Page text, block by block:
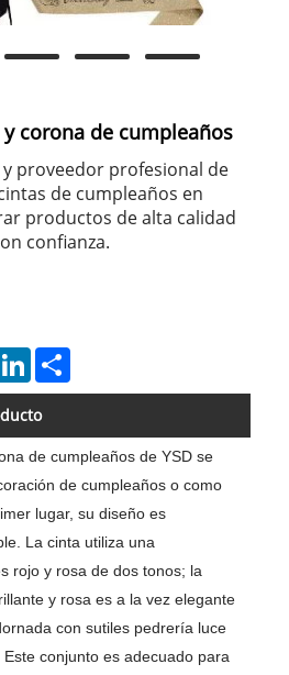
corona de cumpleaños
y proveedor profesional de
de cumpleaños en
productos de alta calidad
confianza.
LinkedIn
de cumpleaños de YSD se
de cumpleaños o como
lugar, su diseño es
La cinta utiliza una
rojo y rosa de dos tonos; la
y rosa es a la vez elegante
con sutiles pedrería luce
conjunto es adecuado para